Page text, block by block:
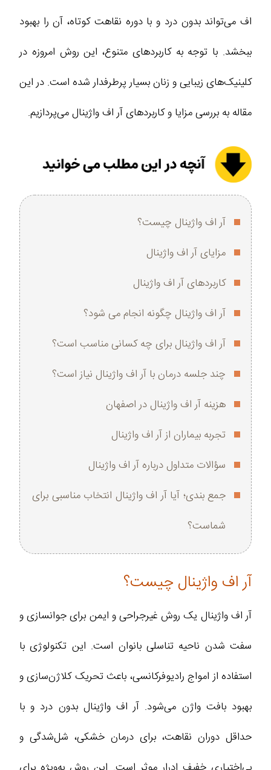
اف می‌تواند بدون درد و با دوره نقاهت کوتاه، آن را بهبود
ببخشد. با توجه به کاربردهای متنوع، این روش امروزه در
کلینیک‌های زیبایی و زنان بسیار پرطرفدار شده است. در این
مقاله به بررسی مزایا و کاربردهای آر اف واژینال می‌پردازیم.
آر اف واژینال چیست؟
مزایای آر اف واژینال
کاربردهای آر اف واژینال
آر اف واژینال چگونه انجام می شود؟
آر اف واژینال برای چه کسانی مناسب است؟
چند جلسه درمان با آر اف واژینال نیاز است؟
هزینه آر اف واژینال در اصفهان
تجربه بیماران از آر اف واژینال
سؤالات متداول درباره آر اف واژینال
جمع‌ بندی؛ آیا آر اف واژینال انتخاب مناسبی برای
شماست؟
آر اف واژینال چیست؟
آر اف واژینال یک روش غیرجراحی و ایمن برای جوانسازی و
سفت شدن ناحیه تناسلی بانوان است. این تکنولوژی با
استفاده از امواج رادیوفرکانسی، باعث تحریک کلاژن‌سازی و
بهبود بافت واژن می‌شود. آر اف واژینال بدون درد و با
حداقل دوران نقاهت، برای درمان خشکی، شل‌شدگی و